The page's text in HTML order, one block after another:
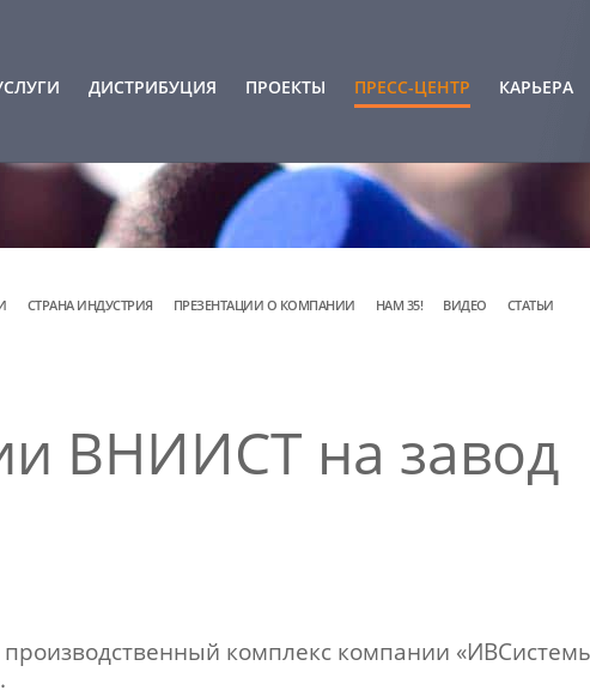
ДИСТРИБУЦИЯ ПРОЕКТЫ ПРЕСС-ЦЕНТР КАРЬЕРА
СТРАНА ИНДУСТРИЯ ПРЕЗЕНТАЦИИ О КОМПАНИИ НАМ 35! ВИДЕО СТАТЬИ
ВНИИСТ на завод
комплекс компании